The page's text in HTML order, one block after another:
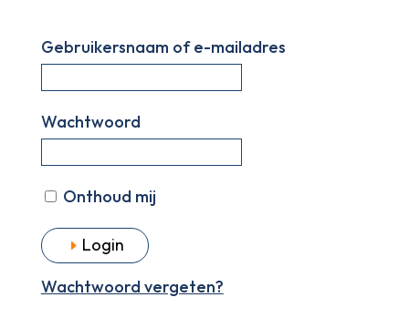
Gebruikersnaam of e-mailadres
Wachtwoord
Onthoud mij
Wachtwoord vergeten?